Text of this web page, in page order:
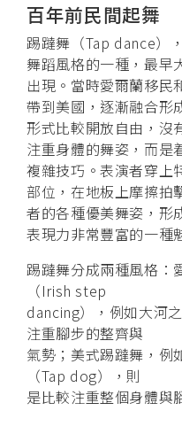
百年前民間起舞
踢躂舞（Tap dance）
舞蹈風格的一種，最早
出現。當時愛爾蘭移民
帶到美國，逐漸融合形
形式比較開放自由，沒
注重身體的舞姿，而是
複雜技巧。表演者穿上
部位，在地板上摩擦拍
者的各種優美舞姿，形
表現力非常豐富的一種
踢躂舞分成兩種風格：
（Irish step
dancing），例如大河
注重腳步的整齊與
氣勢；美式踢躂舞，例
（Tap dog），則
是比較注重整個身體與